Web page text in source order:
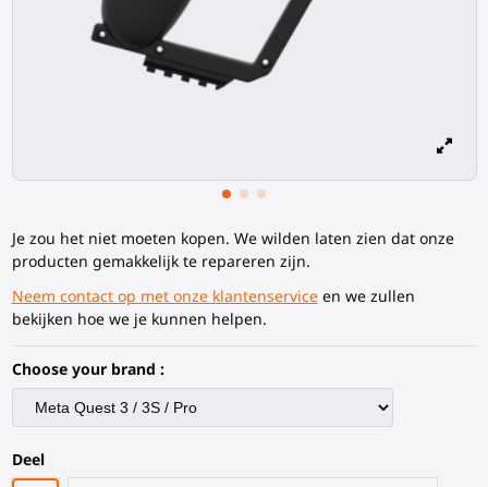
Je zou het niet moeten kopen. We wilden laten zien dat onze
producten gemakkelijk te repareren zijn.
Neem contact op met onze klantenserviceen we zullen
bekijken hoe we je kunnen helpen.
Choose your brand :
Deel